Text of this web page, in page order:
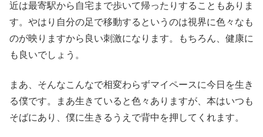
近は最寄駅から自宅まで歩いて帰ったりすることもありま
す。やはり自分の足で移動するというのは視界に色々なも
のが映りますから良い刺激になります。もちろん、健康に
も良いでしょう。
まあ、そんなこんなで相変わらずマイペースに今日を生き
る僕です。まあ生きていると色々ありますが、本はいつも
そばにあり、僕に生きるうえで背中を押してくれます。